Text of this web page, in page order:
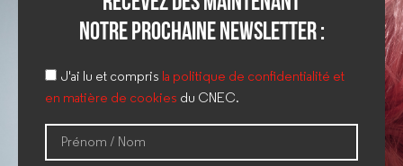
notre prochaine newsletter :
J'ai lu et compris la politique de confidentialité et
en matière de cookies du CNEC.